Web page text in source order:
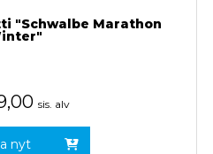
"Schwalbe Marathon
sis. alv
nyt